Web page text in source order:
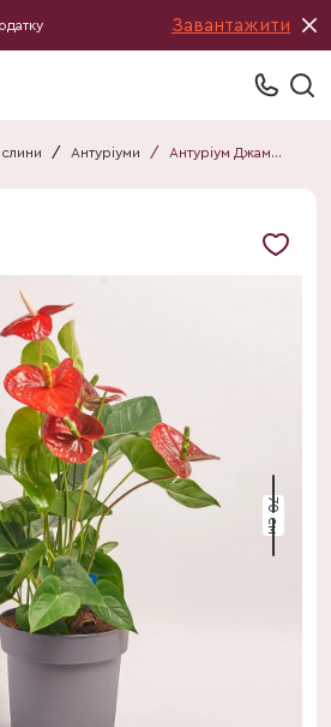
Завантажити
/ Антуріуми / Антуріум Джамбо Ред
70 см